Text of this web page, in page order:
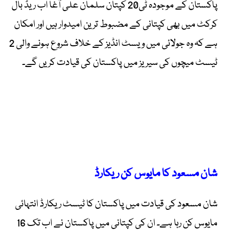
پاکستان کے موجودہ ٹی20 کپتان سلمان علی آغا اب ریڈ بال
کرکٹ میں بھی کپتانی کے مضبوط ترین امیدوار ہیں اور امکان
ہے کہ وہ جولائی میں ویسٹ انڈیز کے خلاف شروع ہونے والی 2
ٹیسٹ میچوں کی سیریز میں پاکستان کی قیادت کریں گے۔
شان مسعود کا مایوس کن ریکارڈ
شان مسعود کی قیادت میں پاکستان کا ٹیسٹ ریکارڈ انتہائی
مایوس کن رہا ہے۔ ان کی کپتانی میں پاکستان نے اب تک 16